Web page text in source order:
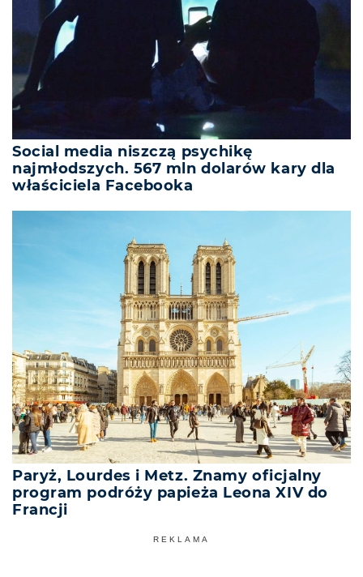
Social media niszczą psychikę
najmłodszych. 567 mln dolarów kary dla
właściciela Facebooka
Paryż, Lourdes i Metz. Znamy oficjalny
program podróży papieża Leona XIV do
Francji
REKLAMA